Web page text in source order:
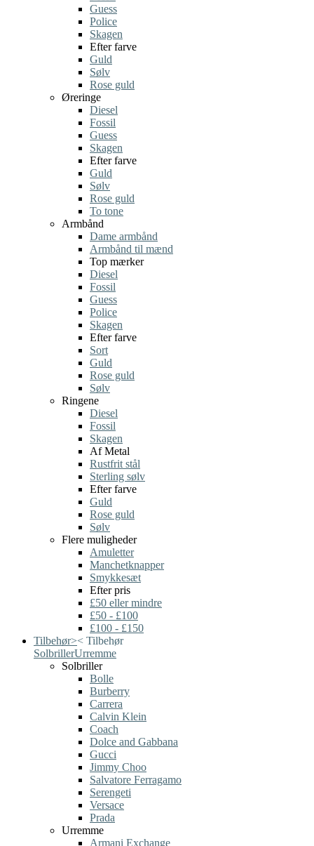
Guess
Police
Skagen
Efter farve
Guld
Sølv
Rose guld
Øreringe
Diesel
Fossil
Guess
Skagen
Efter farve
Guld
Sølv
Rose guld
To tone
Armbånd
Dame armbånd
Armbånd til mænd
Top mærker
Diesel
Fossil
Guess
Police
Skagen
Efter farve
Sort
Guld
Rose guld
Sølv
Ringene
Diesel
Fossil
Skagen
Af Metal
Rustfrit stål
Sterling sølv
Efter farve
Guld
Rose guld
Sølv
Flere muligheder
Amuletter
Manchetknapper
Smykkesæt
Efter pris
£50 eller mindre
£50 - £100
£100 - £150
Tilbehør>< Tilbehør
SolbrillerUrremme
Solbriller
Bolle
Burberry
Carrera
Calvin Klein
Coach
Dolce and Gabbana
Gucci
Jimmy Choo
Salvatore Ferragamo
Serengeti
Versace
Prada
Urremme
Armani Exchange